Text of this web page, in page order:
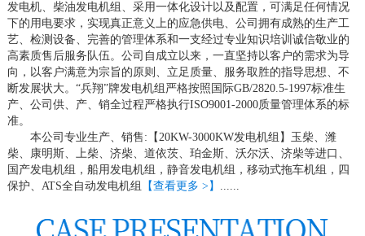
发电机、柴油发电机组、采用一体化设计以及配置，可满足任何情况
下的用电要求，实现真正意义上的应急供电、公司拥有成熟的生产工
艺、检测设备、完善的管理体系和一支经过专业知识培训诚信敬业的
高素质售后服务队伍。公司自成立以来，一直坚持以客户的需求为导
向，以客户满意为宗旨的原则、立足质量、服务取胜的指导思想、不
断发展状大。“兵翔”牌发电机组严格按照国际GB/2820.5-1997标准生
产、公司供、产、销全过程严格执行ISO9001-2000质量管理体系的标
准。
本公司专业生产、销售:【20KW-3000KW发电机组】玉柴、潍
柴、康明斯、上柴、济柴、道依茨、珀金斯、沃尔沃、济柴等进口、
国产发电机组，船用发电机组，静音发电机组，移动式拖车机组，四
保护、ATS全自动发电机组
【查看更多 >】 ......